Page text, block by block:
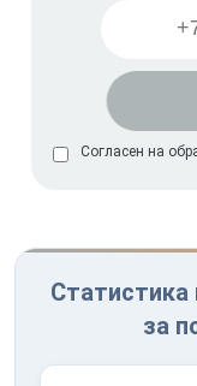
Согласен на
Статистика
за